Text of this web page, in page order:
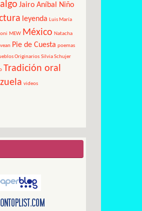
Jairo Aníbal Niño
leyenda Luis María
MEW México Natacha
Pie de Cuesta poemas
Originarios Silvia Schujer
Tradición oral
videos